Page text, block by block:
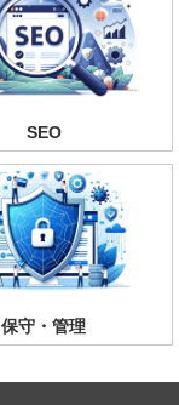
SEO
保守・管理